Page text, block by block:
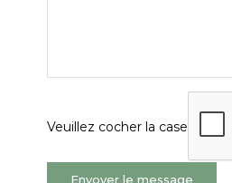
Veuillez cocher la case
Envoyer le message